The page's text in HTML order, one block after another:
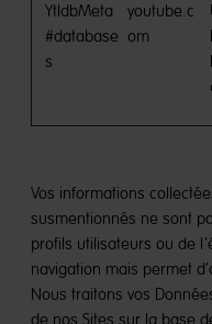
YtIdbMeta
#database
s
youtube.c
om
Vos informations
susmentionnés ne sont
profils utilisateurs ou de
navigation mais permet
Nous traitons vos
de nos Sites sur la base